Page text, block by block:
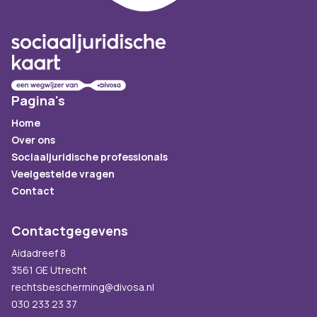
Pagina's
Home
Over ons
Sociaaljuridische professionals
Veelgestelde vragen
Contact
Contactgegevens
Aidadreef 8
3561 GE Utrecht
rechtsbescherming@divosa.nl
030 233 23 37